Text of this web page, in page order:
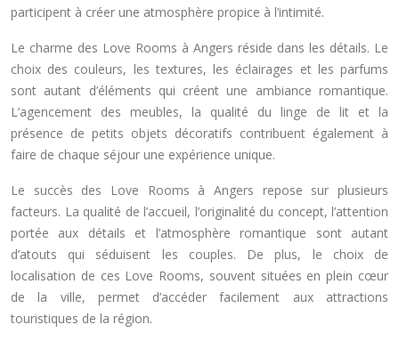
participent à créer une atmosphère propice à l’intimité.
Le charme des Love Rooms à Angers réside dans les détails. Le
choix des couleurs, les textures, les éclairages et les parfums
sont autant d’éléments qui créent une ambiance romantique.
L’agencement des meubles, la qualité du linge de lit et la
présence de petits objets décoratifs contribuent également à
faire de chaque séjour une expérience unique.
Le succès des Love Rooms à Angers repose sur plusieurs
facteurs. La qualité de l’accueil, l’originalité du concept, l’attention
portée aux détails et l’atmosphère romantique sont autant
d’atouts qui séduisent les couples. De plus, le choix de
localisation de ces Love Rooms, souvent situées en plein cœur
de la ville, permet d’accéder facilement aux attractions
touristiques de la région.